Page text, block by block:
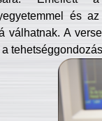
és
válhatnak. A
a